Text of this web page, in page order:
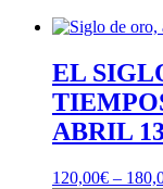
EL
ABRIL
120,00€ –